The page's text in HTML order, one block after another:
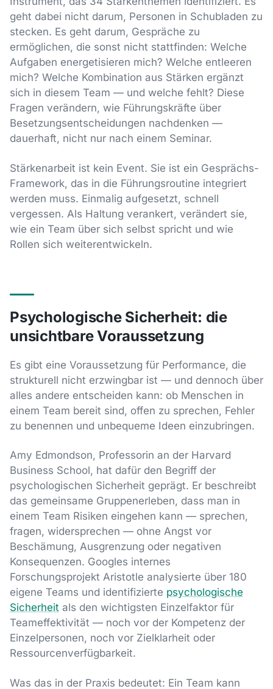
geht dabei nicht darum, Personen in Schubladen zu
stecken. Es geht darum, Gespräche zu
ermöglichen, die sonst nicht stattfinden: Welche
Aufgaben energetisieren mich? Welche entleeren
mich? Welche Kombination aus Stärken ergänzt
sich in diesem Team — und welche fehlt? Diese
Fragen verändern, wie Führungskräfte über
Besetzungsentscheidungen nachdenken —
dauerhaft, nicht nur nach einem Seminar.
Stärkenarbeit ist kein Event. Sie ist ein Gesprächs-
Framework, das in die Führungsroutine integriert
werden muss. Einmalig aufgesetzt, schnell
vergessen. Als Haltung verankert, verändert sie,
wie ein Team über sich selbst spricht und wie
Rollen sich weiterentwickeln.
Psychologische Sicherheit: die
unsichtbare Voraussetzung
Es gibt eine Voraussetzung für Performance, die
strukturell nicht erzwingbar ist — und dennoch über
alles andere entscheiden kann: ob Menschen in
einem Team bereit sind, offen zu sprechen, Fehler
zu benennen und unbequeme Ideen einzubringen.
Amy Edmondson, Professorin an der Harvard
Business School, hat dafür den Begriff der
psychologischen Sicherheit geprägt. Er beschreibt
das gemeinsame Gruppenerleben, dass man in
einem Team Risiken eingehen kann — sprechen,
fragen, widersprechen — ohne Angst vor
Beschämung, Ausgrenzung oder negativen
Konsequenzen. Googles internes
Forschungsprojekt Aristotle analysierte über 180
eigene Teams und identifizierte psychologische
Sicherheit als den wichtigsten Einzelfaktor für
Teameffektivität — noch vor der Kompetenz der
Einzelpersonen, noch vor Zielklarheit oder
Ressourcenverfügbarkeit.
Was das in der Praxis bedeutet: Ein Team kann